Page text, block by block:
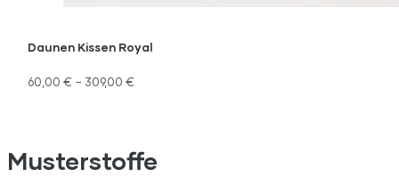
Daunen Kissen Royal
60,00€ – 309,00€
Musterstoffe